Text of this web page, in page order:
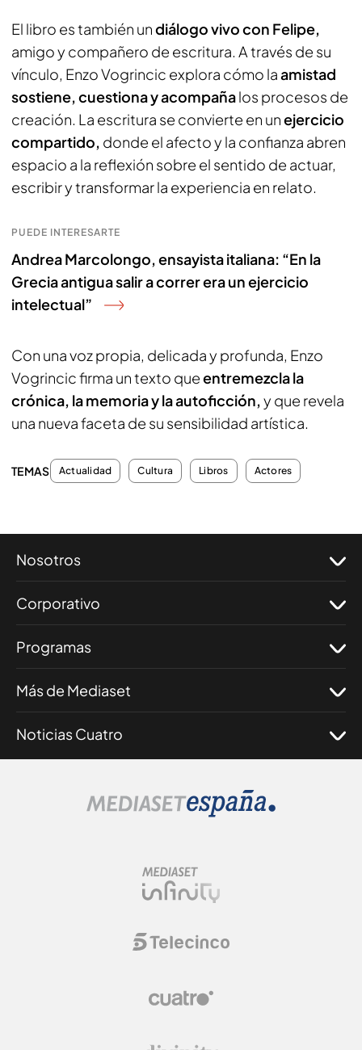
El libro es también undiálogo vivo con Felipe,
amigo y compañero de escritura. A través de su
vínculo, Enzo Vogrincic explora cómo laamistad
sostiene, cuestiona y acompañalos procesos de
creación. La escritura se convierte en unejercicio
compartido, donde el afecto y la confianza abren
espacio a la reflexión sobre el sentido de actuar,
escribir y transformar la experiencia en relato.
PUEDE INTERESARTE
Andrea Marcolongo, ensayista italiana: “En la
Grecia antigua salir a correr era un ejercicio
intelectual”
Con una voz propia, delicada y profunda, Enzo
Vogrincic firma un texto queentremezcla la
crónica, la memoria y la autoficción,y que revela
una nueva faceta de su sensibilidad artística.
TEMAS Actualidad Cultura Libros Actores
Nosotros
Corporativo
Programas
Más de Mediaset
Noticias Cuatro